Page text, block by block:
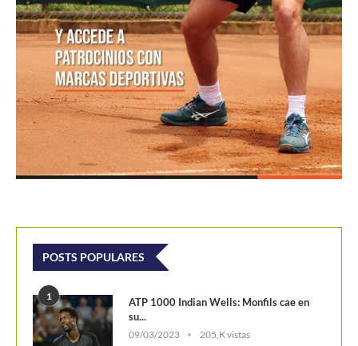
POSTS POPULARES
1
ATP 1000 Indian Wells: Monfils cae en
su...
09/03/2023 205,K vistas